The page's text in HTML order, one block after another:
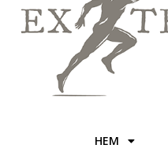
HEM